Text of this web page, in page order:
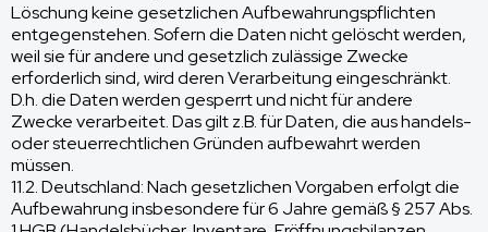
Löschung keine gesetzlichen Aufbewahrungspflichten
entgegenstehen. Sofern die Daten nicht gelöscht werden,
weil sie für andere und gesetzlich zulässige Zwecke
erforderlich sind, wird deren Verarbeitung eingeschränkt.
D.h. die Daten werden gesperrt und nicht für andere
Zwecke verarbeitet. Das gilt z.B. für Daten, die aus handels-
oder steuerrechtlichen Gründen aufbewahrt werden
müssen.
11.2. Deutschland: Nach gesetzlichen Vorgaben erfolgt die
Aufbewahrung insbesondere für 6 Jahre gemäß § 257 Abs.